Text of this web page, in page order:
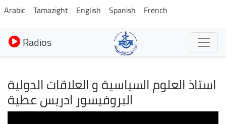
Aller
au
contenu
principal
Arabic Tamazight English Spanish French
Radios
استاذ العلوم السياسية و العلاقات الدولية
البروفيسور ادريس عطية